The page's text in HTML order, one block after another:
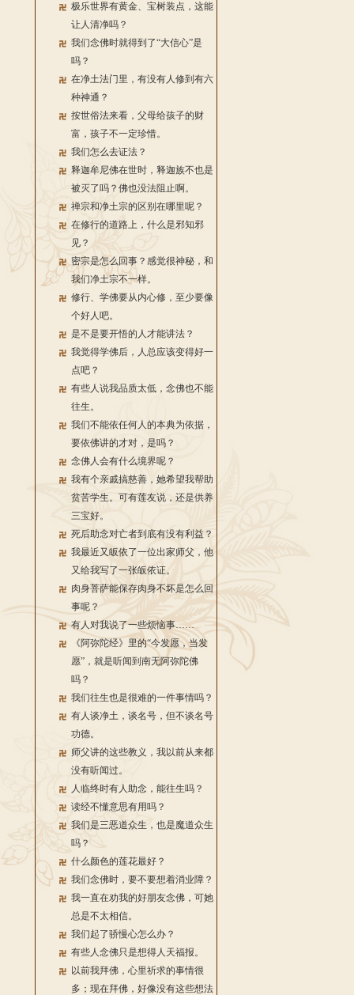
极乐世界有黄金、宝树装点，这能
让人清净吗？
我们念佛时就得到了“大信心”是
吗？
在净土法门里，有没有人修到有六
种神通？
按世俗法来看，父母给孩子的财
富，孩子不一定珍惜。
我们怎么去证法？
释迦牟尼佛在世时，释迦族不也是
被灭了吗？佛也没法阻止啊。
禅宗和净土宗的区别在哪里呢？
在修行的道路上，什么是邪知邪
见？
密宗是怎么回事？感觉很神秘，和
我们净土宗不一样。
修行、学佛要从内心修，至少要像
个好人吧。
是不是要开悟的人才能讲法？
我觉得学佛后，人总应该变得好一
点吧？
有些人说我品质太低，念佛也不能
往生。
我们不能依任何人的本典为依据，
要依佛讲的才对，是吗？
念佛人会有什么境界呢？
我有个亲戚搞慈善，她希望我帮助
贫苦学生。可有莲友说，还是供养
三宝好。
死后助念对亡者到底有没有利益？
我最近又皈依了一位出家师父，他
又给我写了一张皈依证。
肉身菩萨能保存肉身不坏是怎么回
事呢？
有人对我说了一些烦恼事……
《阿弥陀经》里的“今发愿，当发
愿”，就是听闻到南无阿弥陀佛
吗？
我们往生也是很难的一件事情吗？
有人谈净土，谈名号，但不谈名号
功德。
师父讲的这些教义，我以前从来都
没有听闻过。
人临终时有人助念，能往生吗？
读经不懂意思有用吗？
我们是三恶道众生，也是魔道众生
吗？
什么颜色的莲花最好？
我们念佛时，要不要想着消业障？
我一直在劝我的好朋友念佛，可她
总是不太相信。
我们起了骄慢心怎么办？
有些人念佛只是想得人天福报。
以前我拜佛，心里祈求的事情很
多；现在拜佛，好像没有这些想法